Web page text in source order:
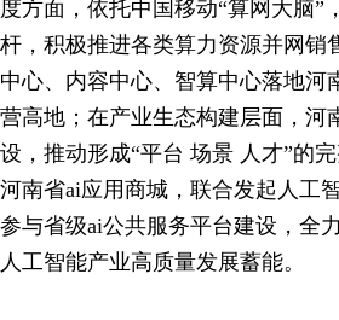
度方面，依托中国移动“算网大脑
杆，积极推进各类算力资源并网销
中心、内容中心、智算中心落地
营高地；在产业生态构建层面，河
设，推动形成“平台 场景 人才”的
河南省ai应用商城，联合发起人工
参与省级ai公共服务平台建设，全
人工智能产业高质量发展蓄能。